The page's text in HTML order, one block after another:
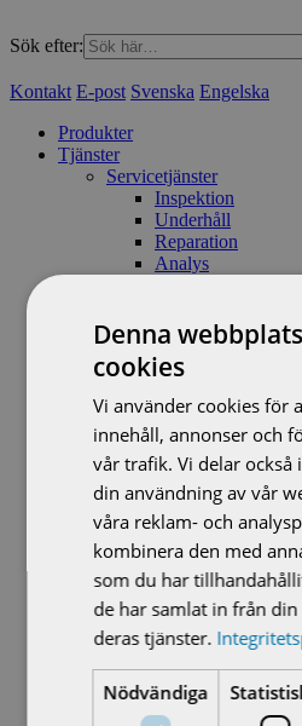
Sök efter:
Kontakt E-post Svenska Engelska
Produkter
Tjänster
Servicetjänster
Inspektion
Underhåll
Reparation
Analys
Serviceavtal
Motorisering ventiler
Utbildning
Teknisk Support
Retur av gods och
Våra medarbetare
Kontakta oss
Försäljningskontor
Servicecenter
Servicecenter
Servicecenter
Servicecenter
Danmark
Norge
Island
Teknisk Support
Retur av gods,
Denna
cookies
Vi använder cookies för
innehåll, annonser och
vår trafik. Vi delar
din användning av vår
våra reklam- och
kombinera den med
som du har
de har samlat in från
deras tjänster.
Nödvändiga